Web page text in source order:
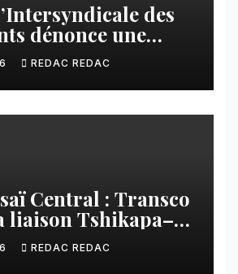
des
dénonce une
financière
écoles de la
REDAC REDAC
Central : Transco
liaison Tshikapa–
faciliter les
REDAC REDAC